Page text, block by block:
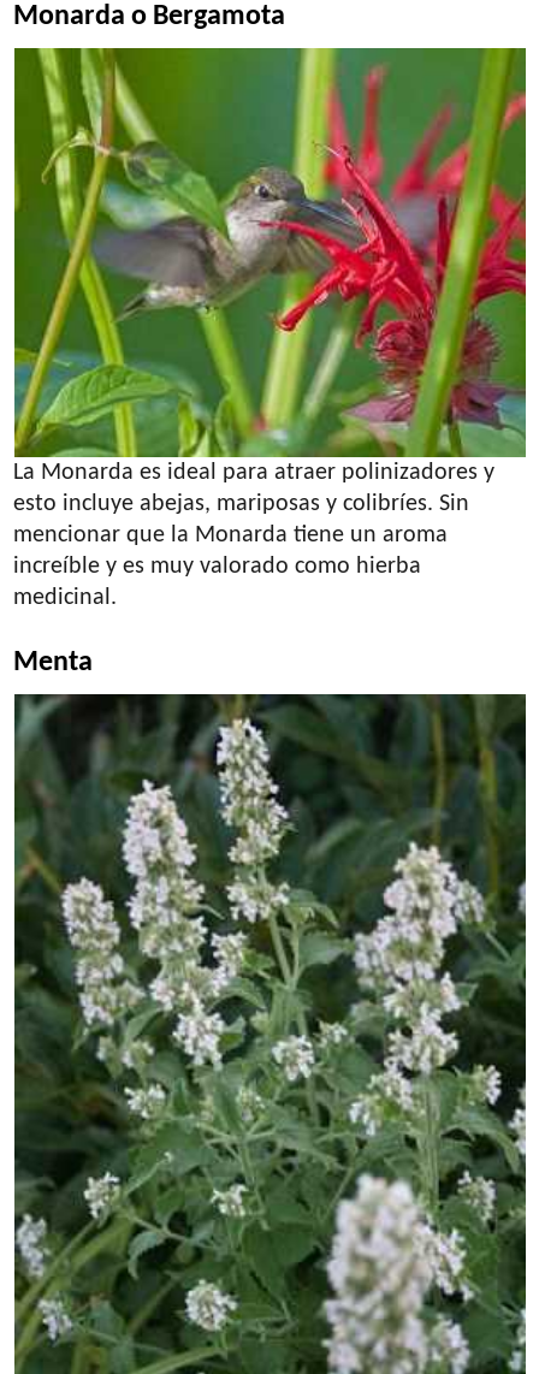
Monarda o Bergamota
La Monarda es ideal para atraer polinizadores y
esto incluye abejas, mariposas y colibríes. Sin
mencionar que la Monarda tiene un aroma
increíble y es muy valorado como hierba
medicinal.
Menta